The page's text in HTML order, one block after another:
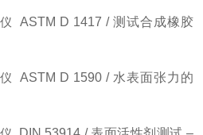
ASTM D 1417 / 测试合成橡胶
ASTM D 1590 / 水表面张力的